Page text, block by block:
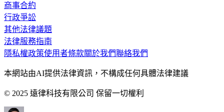
商事合約
行政爭訟
其他法律議題
法律服務指南
隱私權政策使用者條款關於我們聯絡我們
本網站由AI提供法律資訊，不構成任何具體法律建議
© 2025 遠律科技有限公司 保留一切權利